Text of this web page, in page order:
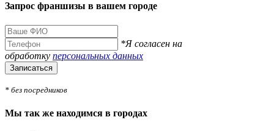
Запрос франшизы в вашем городе
*Я согласен на
обработку персональных данных
Записаться
* без посредников
Мы так же находимся в городах